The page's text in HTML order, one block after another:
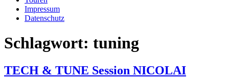
Impressum
Datenschutz
Schlagwort: tuning
TECH & TUNE Session NICOLAI